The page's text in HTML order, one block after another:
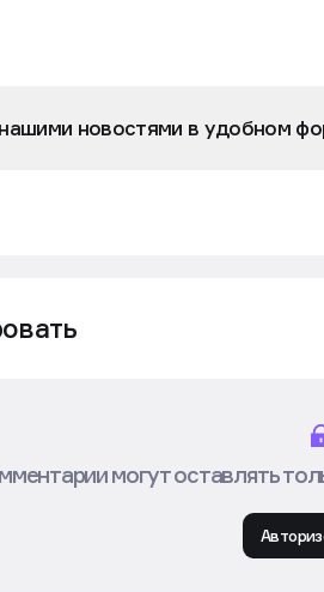
новостями в удобном
могут оставлять